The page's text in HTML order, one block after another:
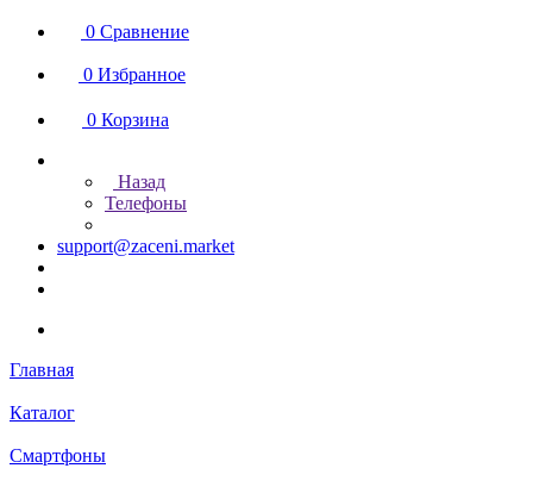
0 Сравнение
0 Избранное
0 Корзина
Назад
Телефоны
support@zaceni.market
Главная
Каталог
Смартфоны